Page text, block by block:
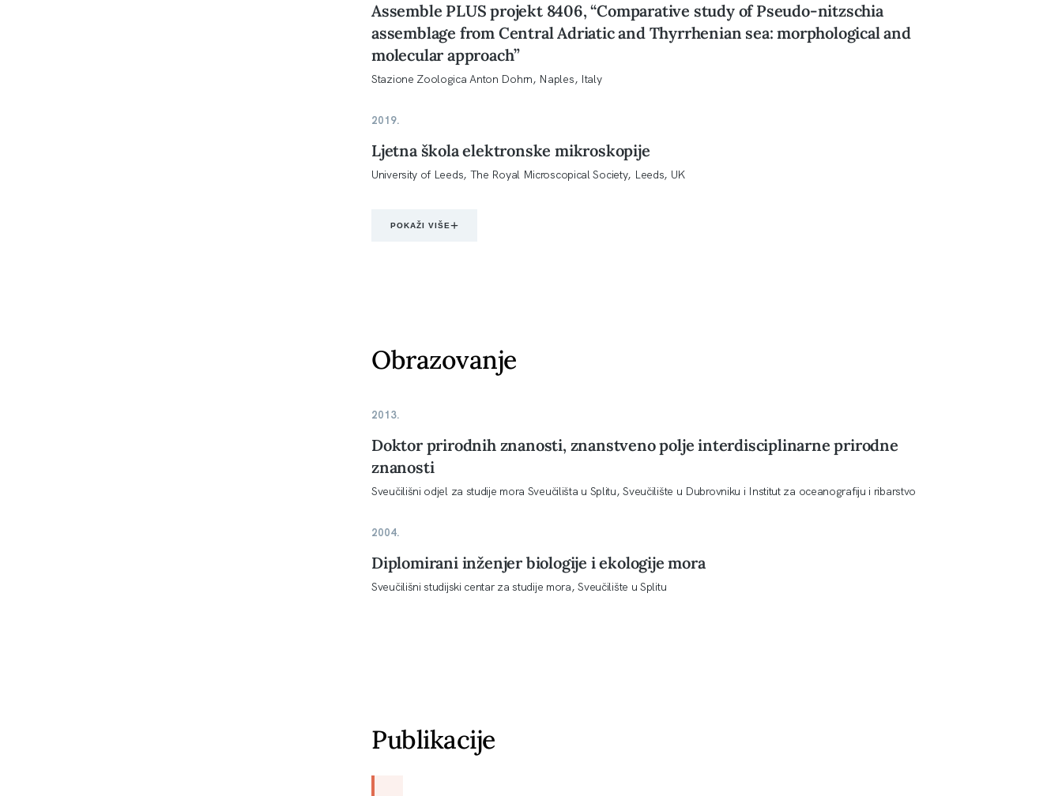
Assemble PLUS projekt 8406, “Comparative study of Pseudo-nitzschia
assemblage from Central Adriatic and Thyrrhenian sea: morphological and
molecular approach”
Stazione Zoologica Anton Dohrn, Naples, Italy
2019.
Ljetna škola elektronske mikroskopije
University of Leeds, The Royal Microscopical Society, Leeds, UK
POKAŽI VIŠE
Obrazovanje
2013.
Doktor prirodnih znanosti, znanstveno polje interdisciplinarne prirodne
znanosti
Sveučilišni odjel za studije mora Sveučilišta u Splitu, Sveučilište u Dubrovniku i Institut za oceanografiju i ribarstvo
2004.
Diplomirani inženjer biologije i ekologije mora
Sveučilišni studijski centar za studije mora, Sveučilište u Splitu
Publikacije